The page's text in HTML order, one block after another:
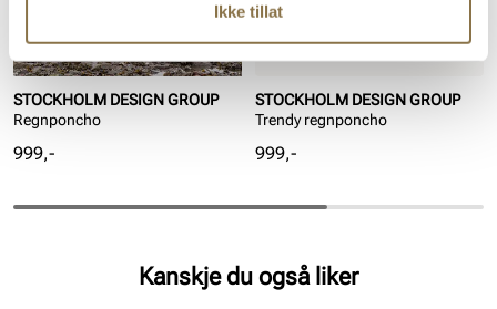
Ikke tillat
STOCKHOLM DESIGN GROUP
Regnponcho
Pris
999,-
STOCKHOLM DESIGN GROUP
Trendy regnponcho
Pris
999,-
Kanskje du også liker